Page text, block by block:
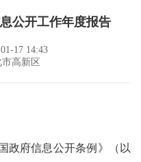
公开工作年度报告
17 14:43
高新区
政府信息公开条例》（以